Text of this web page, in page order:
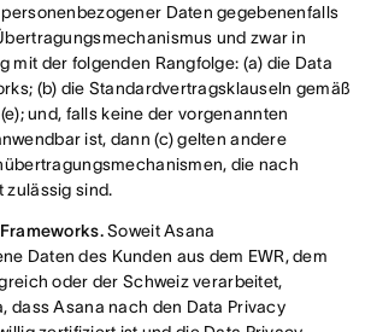
Daten gegebenenfalls
und zwar in
mit der folgenden Rangfolge: (a) die Data
(b) die Standardvertragsklauseln gemäß
und, falls keine der vorgenannten
ist, dann (c) gelten andere
die nach
zulässig sind.
Soweit Asana
Daten des Kunden aus dem EWR, dem
oder der Schweiz verarbeitet,
dass Asana nach den Data Privacy